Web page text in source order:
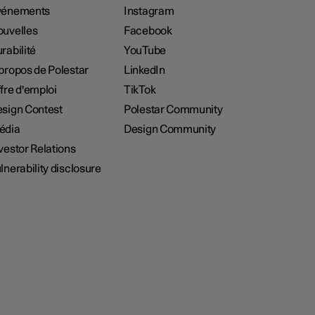
de Polestar
d'emploi
Contest
Relations
disclosure
Instagram
Facebook
YouTube
LinkedIn
TikTok
Polestar Community
Design Community